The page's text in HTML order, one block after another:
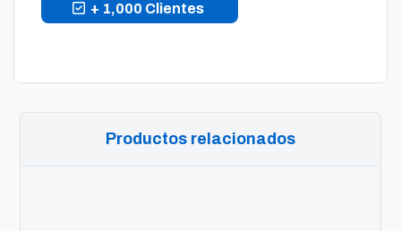
+ 1,000 Clientes
Productos relacionados